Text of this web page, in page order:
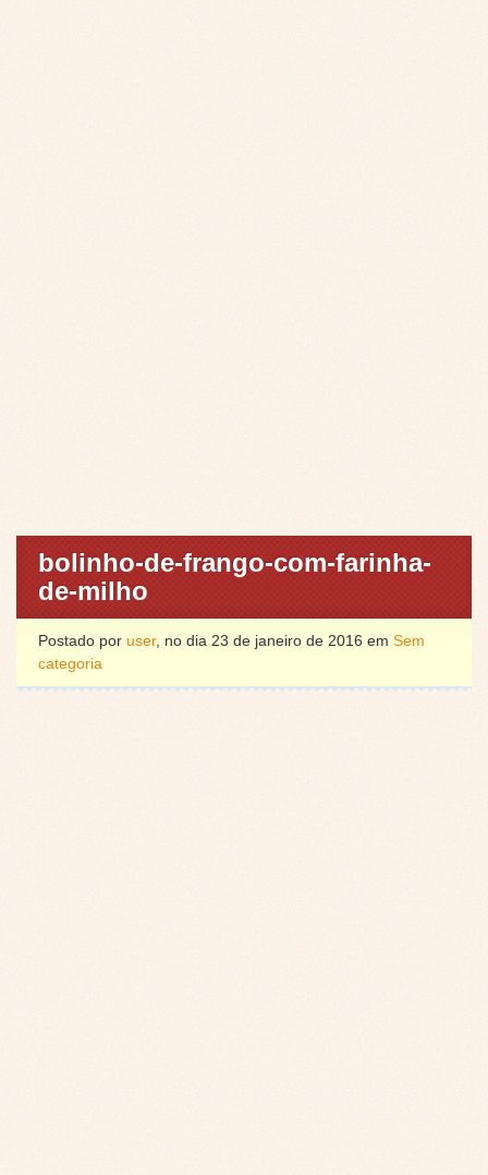
bolinho-de-frango-com-farinha-
de-milho
Postado por user, no dia 23 de janeiro de 2016 em Sem
categoria